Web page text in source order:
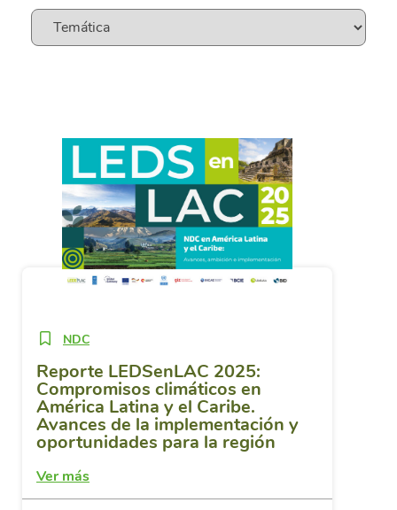
NDC
Reporte LEDSenLAC 2025:
Compromisos climáticos en
América Latina y el Caribe.
Avances de la implementación y
oportunidades para la región
Ver más